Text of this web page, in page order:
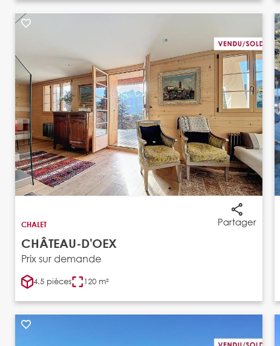
Partager
CHALET
CHÂTEAU-D'OEX
Prix sur demande
4.5 pièces 120 m²